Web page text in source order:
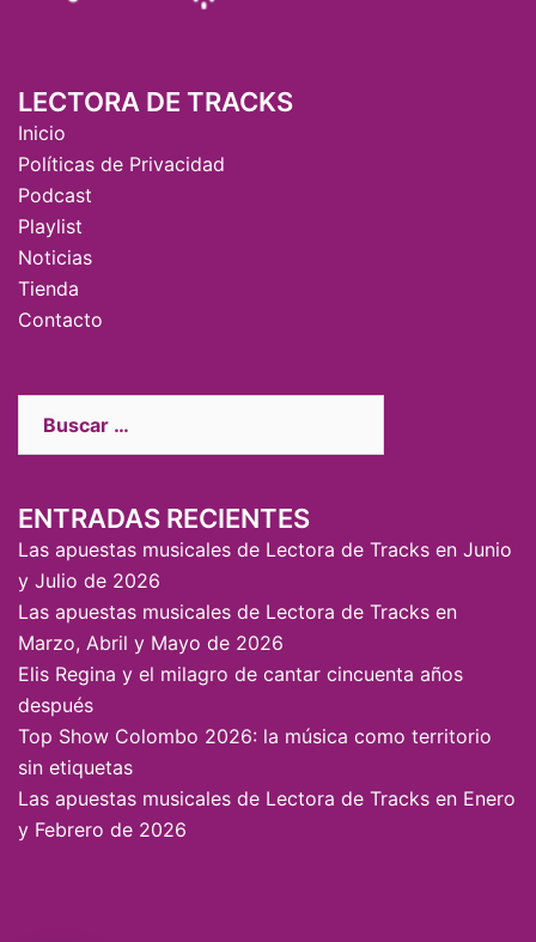
LECTORA DE TRACKS
Inicio
Políticas de Privacidad
Podcast
Playlist
Noticias
Tienda
Contacto
ENTRADAS RECIENTES
Las apuestas musicales de Lectora de Tracks en Junio
y Julio de 2026
Las apuestas musicales de Lectora de Tracks en
Marzo, Abril y Mayo de 2026
Elis Regina y el milagro de cantar cincuenta años
después
Top Show Colombo 2026: la música como territorio
sin etiquetas
Las apuestas musicales de Lectora de Tracks en Enero
y Febrero de 2026